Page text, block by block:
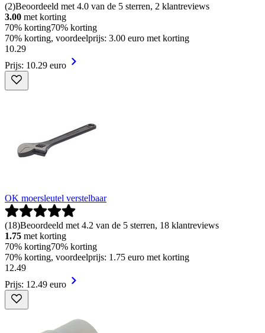
(2)Beoordeeld met 4.0 van de 5 sterren, 2 klantreviews
3.00 met korting
70% korting70% korting
70% korting, voordeelprijs: 3.00 euro met korting
10.29
Prijs: 10.29 euro
OK moersleutel verstelbaar
(18)Beoordeeld met 4.2 van de 5 sterren, 18 klantreviews
1.75 met korting
70% korting70% korting
70% korting, voordeelprijs: 1.75 euro met korting
12.49
Prijs: 12.49 euro